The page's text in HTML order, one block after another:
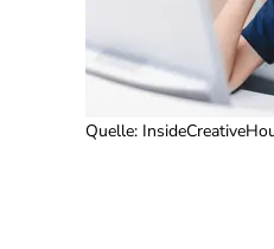
Quelle: